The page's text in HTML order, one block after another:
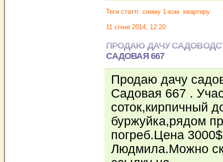
Теги статті: сниму 1-ком. квартиру
11 січня 2014, 12:20
ПРОДАЮ ДАЧУ
САДОВАЯ 667
Продаю дачу
Садовая 667 .
соток,кирпичный
буржуйка,рядом
погреб.Цена
Людмила.Можно